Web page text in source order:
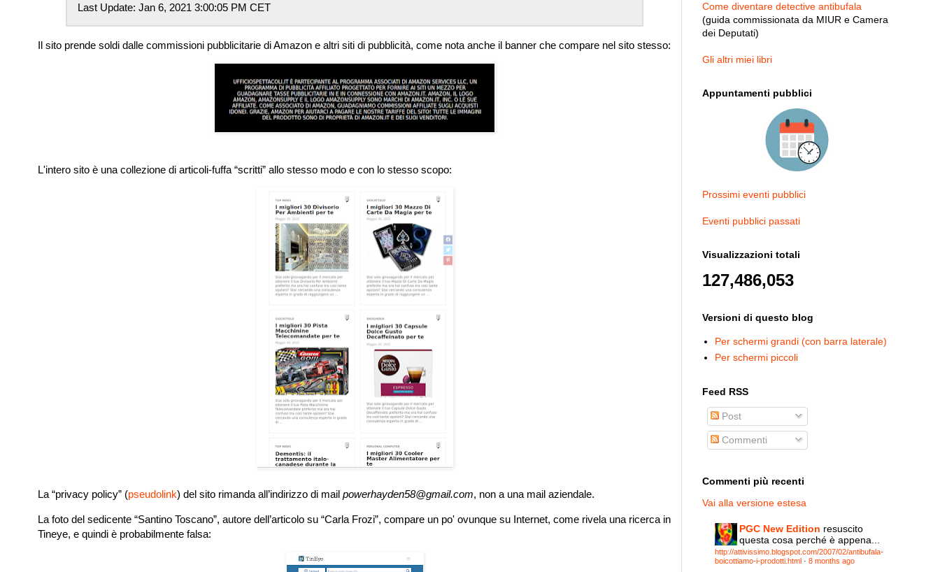
Last Update: Jan 6, 2021 3:00:05 PM CET
Il sito prende soldi dalle commissioni pubblicitarie di Amazon e altri siti di pubblicità, come nota anche il banner che compare nel sito stesso:
L'intero sito è una collezione di articoli-fuffa “scritti” allo stesso modo e con lo stesso scopo:
La “privacy policy” (pseudolink) del sito rimanda all’indirizzo di mail powerhayden58@gmail.com, non a una mail aziendale.
La foto del sedicente “Santino Toscano”, autore dell’articolo su “Carla Frozi”, compare un po' ovunque su Internet, come rivela una ricerca in
Tineye, e quindi è probabilmente falsa:
Come diventare detective antibufala
(guida commissionata da MIUR e Camera
dei Deputati)
Gli altri miei libri
Appuntamenti pubblici
Prossimi eventi pubblici
Eventi pubblici passati
Visualizzazioni totali
127,486,053
Versioni di questo blog
Per schermi grandi (con barra laterale)
Per schermi piccoli
Feed RSS
Post
Commenti
Commenti più recenti
Vai alla versione estesa
PGC New Edition resuscito
questa cosa perché è appena...
http://attivissimo.blogspot.com/2007/02/antibufala-
boicottiamo-i-prodotti.html· 8 months ago